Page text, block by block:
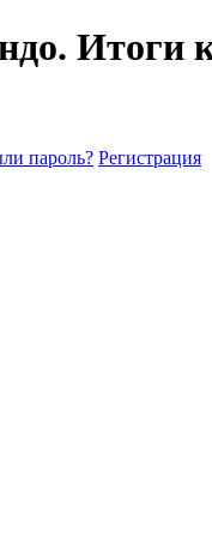
Итоги
пароль? Регистрация